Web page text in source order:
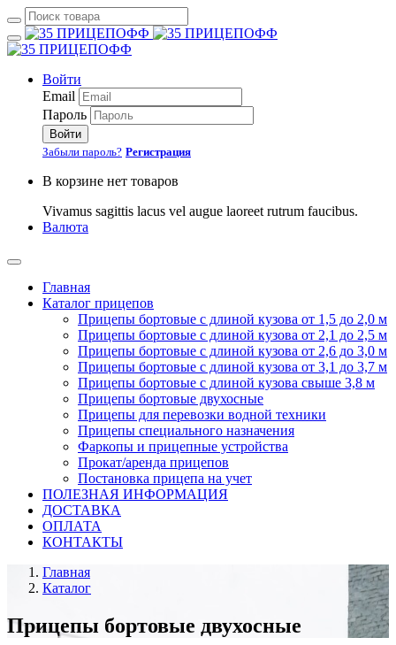
Войти
Email
Пароль
Войти
Забыли пароль? Регистрация
В корзине нет товаров
Vivamus sagittis lacus vel augue laoreet rutrum faucibus.
Валюта
Главная
Каталог прицепов
Прицепы бортовые с длиной кузова от 1,5 до 2,0 м
Прицепы бортовые с длиной кузова от 2,1 до 2,5 м
Прицепы бортовые с длиной кузова от 2,6 до 3,0 м
Прицепы бортовые с длиной кузова от 3,1 до 3,7 м
Прицепы бортовые с длиной кузова свыше 3,8 м
Прицепы бортовые двухосные
Прицепы для перевозки водной техники
Прицепы специального назначения
Фаркопы и прицепные устройства
Прокат/аренда прицепов
Постановка прицепа на учет
ПОЛЕЗНАЯ ИНФОРМАЦИЯ
ДОСТАВКА
ОПЛАТА
КОНТАКТЫ
Главная
Каталог
Прицепы бортовые двухосные